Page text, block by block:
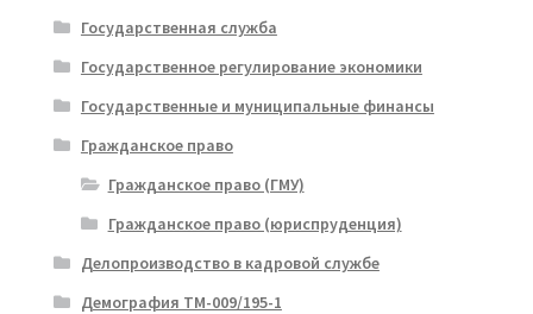
Государственная служба
Государственное регулирование экономики
Государственные и муниципальные финансы
Гражданское право
Гражданское право (ГМУ)
Гражданское право (юриспруденция)
Делопроизводство в кадровой службе
Демография ТМ-009/195-1